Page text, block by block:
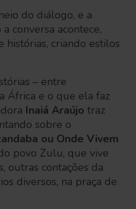
do diálogo, e a
conversa acontece,
histórias, criando estilos
– entre
África e o que ela faz
Inaiá Araújo traz
sobre o
ou Onde Vivem
povo Zulu, que vive
outras contações da
diversos, na praça de